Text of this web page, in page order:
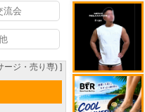
流会
ージ・売り専) ]